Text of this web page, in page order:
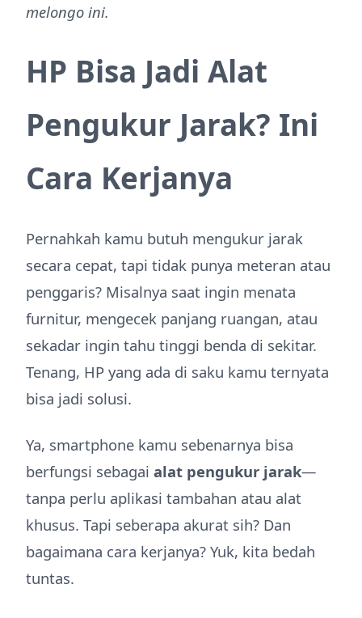
melongo ini.
HP Bisa Jadi Alat
Pengukur Jarak? Ini
Cara Kerjanya
Pernahkah kamu butuh mengukur jarak
secara cepat, tapi tidak punya meteran atau
penggaris? Misalnya saat ingin menata
furnitur, mengecek panjang ruangan, atau
sekadar ingin tahu tinggi benda di sekitar.
Tenang, HP yang ada di saku kamu ternyata
bisa jadi solusi.
Ya, smartphone kamu sebenarnya bisa
berfungsi sebagai alat pengukur jarak—
tanpa perlu aplikasi tambahan atau alat
khusus. Tapi seberapa akurat sih? Dan
bagaimana cara kerjanya? Yuk, kita bedah
tuntas.